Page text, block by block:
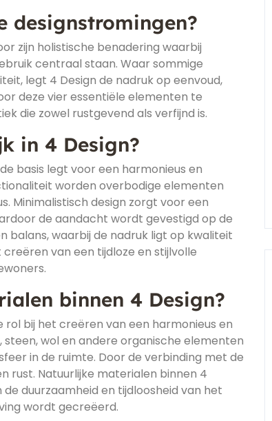
designstromingen?
zijn holistische benadering waarbij
centraal staan. Waar sommige
legt 4 Design de nadruk op eenvoud,
deze vier essentiële elementen te
die zowel rustgevend als verfijnd is.
in 4 Design?
basis legt voor een harmonieus en
worden overbodige elementen
Minimalistisch design zorgt voor een
de aandacht wordt gevestigd op de
balans, waarbij de nadruk ligt op kwaliteit
van een tijdloze en stijlvolle
binnen 4 Design?
rol bij het creëren van een harmonieus en
wol en andere organische elementen
in de ruimte. Door de verbinding met de
rust. Natuurlijke materialen binnen 4
duurzaamheid en tijdloosheid van het
wordt gecreëerd.